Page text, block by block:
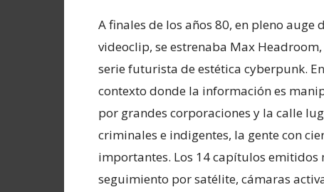
A finales de los años 80, en pleno auge
videoclip, se estrenaba Max
serie futurista de estética cyberpunk.
contexto donde la información es
por grandes corporaciones y la calle
criminales e indigentes, la gente con
importantes. Los 14 capítulos emitidos
seguimiento por satélite, cámaras